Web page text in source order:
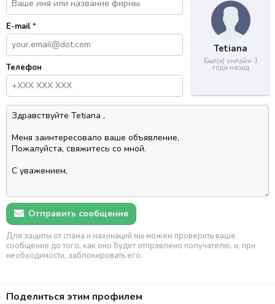
Tetiana
Был(а) онлайн 3
года назад
E-mail*
Телефон
Отправить сообщение
Для защиты от спама и махинаций мы можем проверить ваше
сообщение до того, как оно будет отправлено получателю, и, при
необходимости, заблокировать его.
Поделиться этим профилем